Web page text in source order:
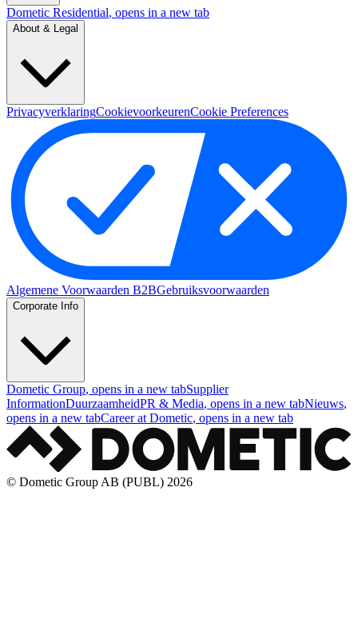
Dometic Residential, opens in a new tab
About & Legal
PrivacyverklaringCookievoorkeurenCookie Preferences
Algemene Voorwaarden B2BGebruiksvoorwaarden
Corporate Info
Dometic Group, opens in a new tabSupplier
InformationDuurzaamheidPR & Media, opens in a new tabNieuws,
opens in a new tabCareer at Dometic, opens in a new tab
© Dometic Group AB (PUBL) 2026